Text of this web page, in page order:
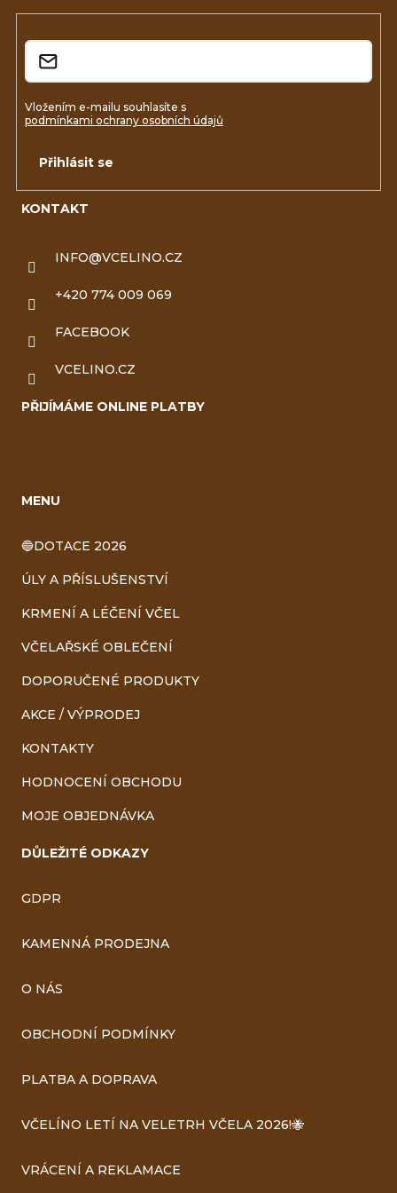
KONTAKT
INFO@VCELINO.CZ
+420 774 009 069
FACEBOOK
VCELINO.CZ
PŘIJÍMÁME ONLINE PLATBY
MENU
🔵DOTACE 2026
ÚLY A PŘÍSLUŠENSTVÍ
KRMENÍ A LÉČENÍ VČEL
VČELAŘSKÉ OBLEČENÍ
DOPORUČENÉ PRODUKTY
AKCE / VÝPRODEJ
KONTAKTY
HODNOCENÍ OBCHODU
MOJE OBJEDNÁVKA
DŮLEŽITÉ ODKAZY
GDPR
KAMENNÁ PRODEJNA
O NÁS
OBCHODNÍ PODMÍNKY
PLATBA A DOPRAVA
VČELÍNO LETÍ NA VELETRH VČELA 2026!🐝
VRÁCENÍ A REKLAMACE
Vložením e-mailu souhlasíte s
podmínkami ochrany osobních údajů
Přihlásit se